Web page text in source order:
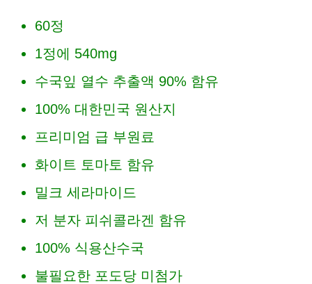
60정
1정에 540mg
수국잎 열수 추출액 90% 함유
100% 대한민국 원산지
프리미엄 급 부원료
화이트 토마토 함유
밀크 세라마이드
저 분자 피쉬콜라겐 함유
100% 식용산수국
불필요한 포도당 미첨가